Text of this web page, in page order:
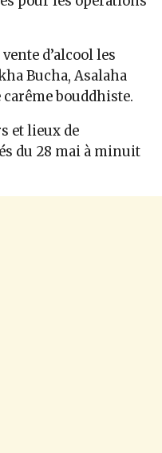
d’alcool les
Bucha, Asalaha
bouddhiste.
et lieux de
du 28 mai à minuit